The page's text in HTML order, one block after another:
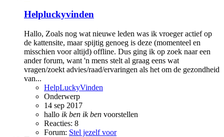
Helpluckyvinden
Hallo, Zoals nog wat nieuwe leden was ik vroeger actief op
de kattensite, maar spijtig genoeg is deze (momenteel en
misschien voor altijd) offline. Dus ging ik op zoek naar een
ander forum, want 'n mens stelt al graag eens wat
vragen/zoekt advies/raad/ervaringen als het om de gezondheid
van...
HelpLuckyVinden
Onderwerp
14 sep 2017
hallo ik ben ik ben voorstellen
Reacties: 8
Forum: Stel jezelf voor